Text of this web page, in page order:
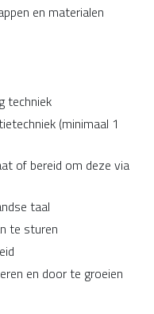
en materialen
techniek
(minimaal 1
of bereid om deze via
taal
te sturen
en door te groeien